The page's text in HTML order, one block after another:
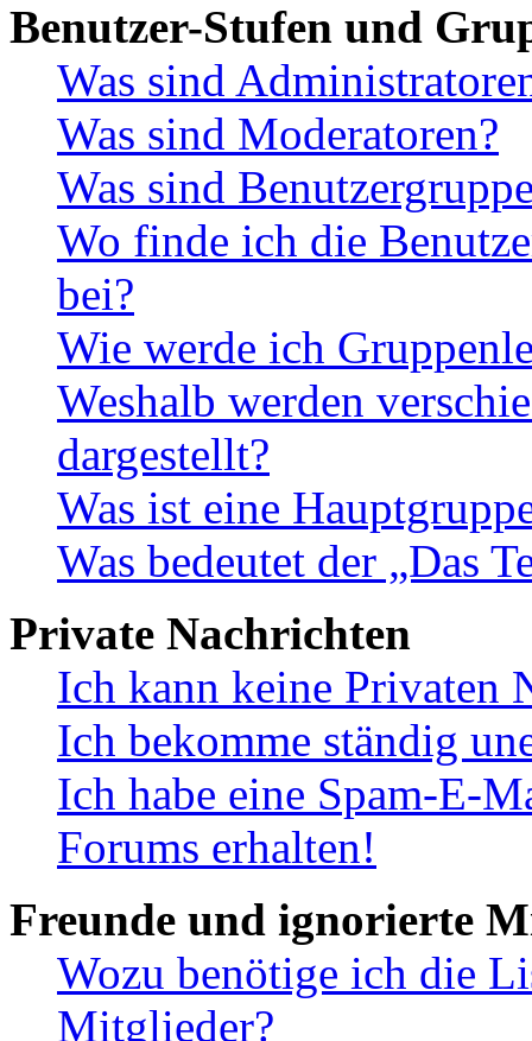
Benutzer-Stufen und
Was sind
Was sind Moderatoren?
Was sind
Wo finde ich die
bei?
Wie werde ich
Weshalb werden
dargestellt?
Was ist eine
Was bedeutet der „Das
Private Nachrichten
Ich kann keine Privaten
Ich bekomme ständig
Ich habe eine Spam-E-
Forums erhalten!
Freunde und ignorierte
Wozu benötige ich die
Mitglieder?